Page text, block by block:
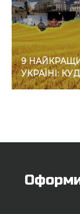
9
УКРАЇНІ: